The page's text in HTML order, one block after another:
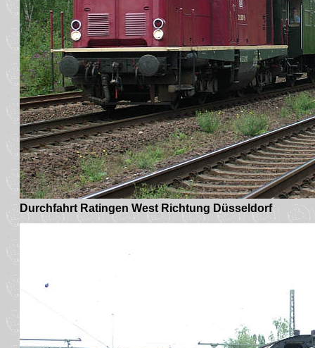
Durchfahrt Ratingen West Richtung Düsseldorf